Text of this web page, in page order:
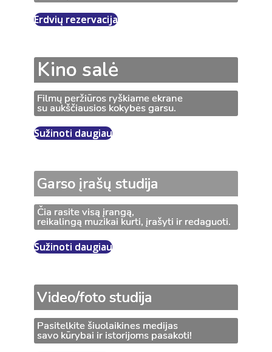
Erdvių rezervacija
Kino salė
Filmų peržiūros ryškiame ekrane
su aukščiausios kokybės garsu.
Sužinoti daugiau
Garso įrašų studija
Čia rasite visą įrangą,
reikalingą muzikai kurti, įrašyti ir redaguoti.
Sužinoti daugiau
Video/foto studija
Pasitelkite šiuolaikines medijas
savo kūrybai ir istorijoms pasakoti!